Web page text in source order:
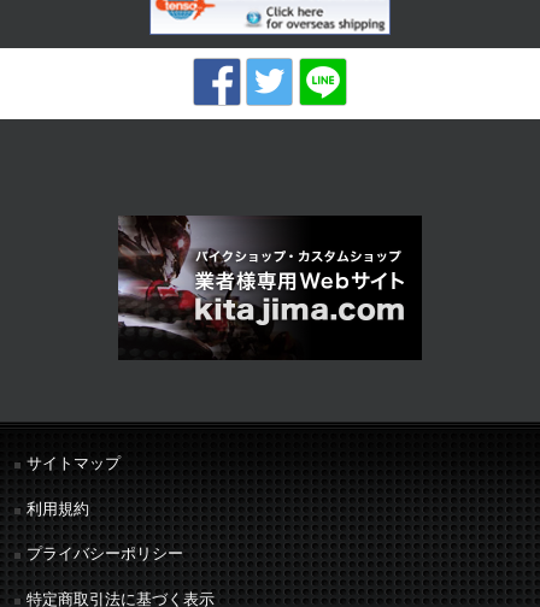
サイトマップ
利用規約
プライバシーポリシー
特定商取引法に基づく表示